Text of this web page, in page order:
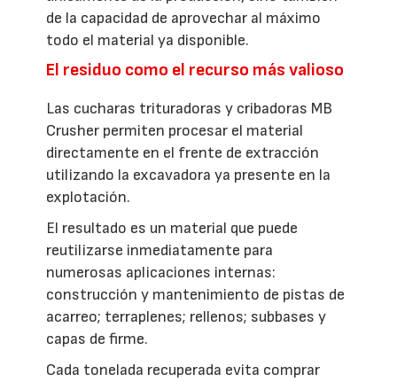
de la capacidad de aprovechar al máximo
todo el material ya disponible.
El residuo como el recurso más valioso
Las cucharas trituradoras y cribadoras MB
Crusher permiten procesar el material
directamente en el frente de extracción
utilizando la excavadora ya presente en la
explotación.
El resultado es un material que puede
reutilizarse inmediatamente para
numerosas aplicaciones internas:
construcción y mantenimiento de pistas de
acarreo; terraplenes; rellenos; subbases y
capas de firme.
Cada tonelada recuperada evita comprar